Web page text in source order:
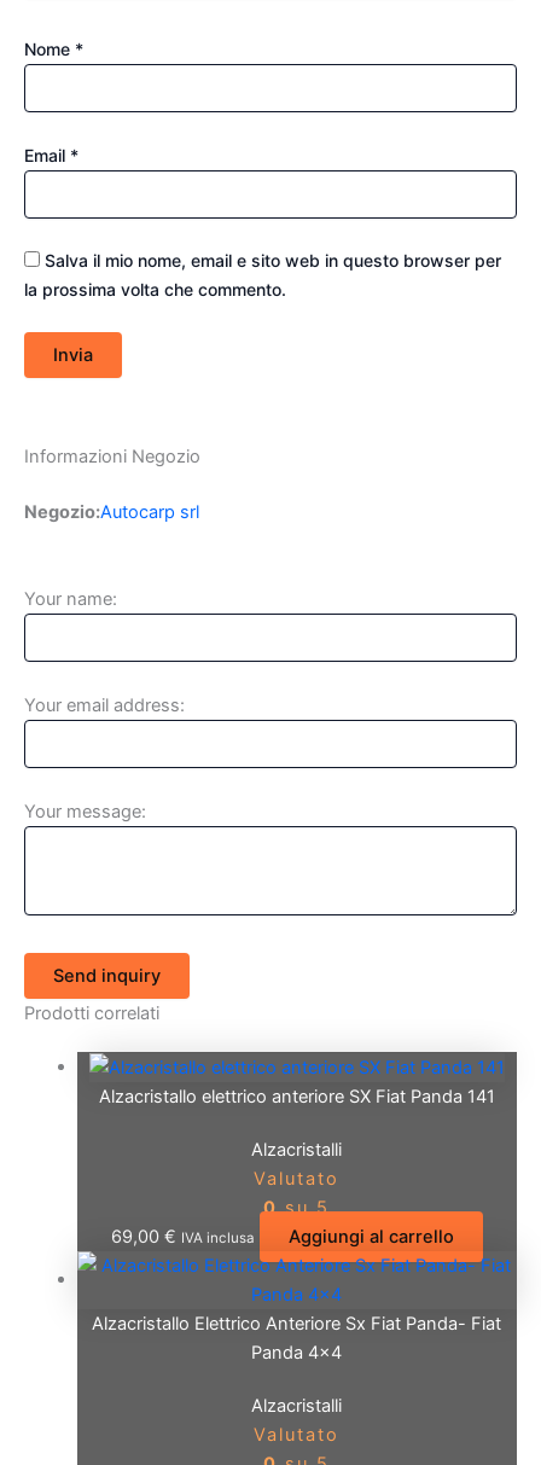
Nome *
Email *
Salva il mio nome, email e sito web in questo browser per
la prossima volta che commento.
Informazioni Negozio
Negozio:Autocarp srl
Your name:
Your email address:
Your message:
Send inquiry
Prodotti correlati
Alzacristallo elettrico anteriore SX Fiat Panda 141
Alzacristalli
Valutato
0su 5
69,00 € IVA inclusa Aggiungi al carrello
Alzacristallo Elettrico Anteriore Sx Fiat Panda- Fiat
Panda 4×4
Alzacristalli
Valutato